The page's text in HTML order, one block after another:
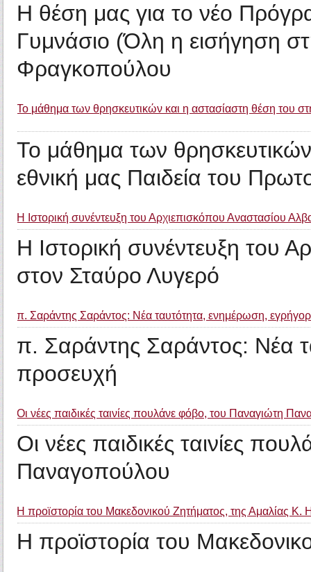
Η θέση μας για το νέο
Γυμνάσιο (Όλη η εισήγηση
Φραγκοπούλου
Το μάθημα των θρησκευτικών και η αστασίαστη θέση του
Το μάθημα των
εθνική μας Παιδεία του
Η Ιστορική συνέντευξη του Αρχιεπισκόπου Αναστασίου
Η Ιστορική συνέντευξη του
στον Σταύρο Λυγερό
π. Σαράντης Σαράντος: Νέα ταυτότητα, ενημέρωση,
π. Σαράντης Σαράντος: Νέα
προσευχή
Οι νέες παιδικές ταινίες πουλάνε φόβο, του Παναγιώτη
Οι νέες παιδικές ταινίες
Παναγοπούλου
Η προϊστορία του Μακεδονικού Ζητήματος, της Αμαλίας Κ.
Η προϊστορία του